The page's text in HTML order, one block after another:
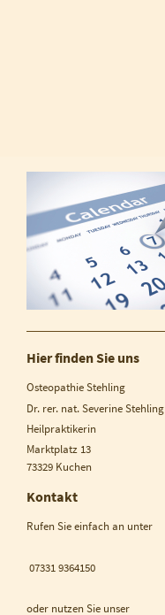
Hier finden Sie uns
Osteopathie Stehling
Dr. rer. nat. Severine Stehling
Heilpraktikerin
Marktplatz 13
73329 Kuchen
Kontakt
Rufen Sie einfach an unter
07331 9364150
oder nutzen Sie unser